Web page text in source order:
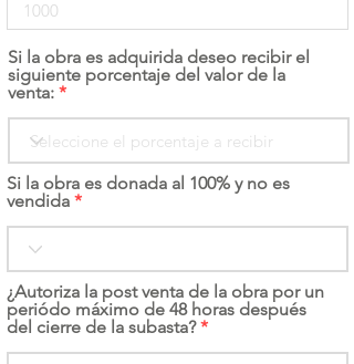
Si la obra es adquirida deseo recibir el
siguiente porcentaje del valor de la
venta:
Si la obra es donada al 100% y no es
vendida
¿Autoriza la post venta de la obra por un
periódo máximo de 48 horas después
del cierre de la subasta?